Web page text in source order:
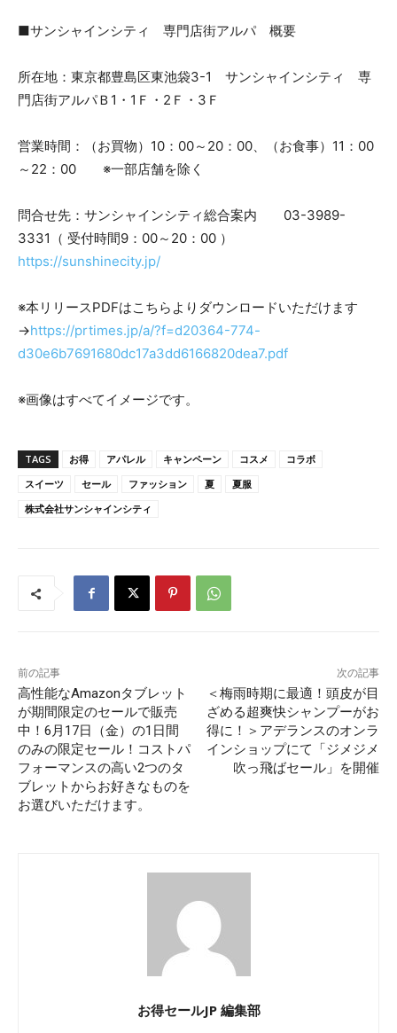
■サンシャインシティ 専門店街アルパ 概要
所在地：東京都豊島区東池袋3-1 サンシャインシティ 専
門店街アルパＢ1・1Ｆ・2Ｆ・3Ｆ
営業時間：（お買物）10：00～20：00、（お食事）11：00
～22：00 ※一部店舗を除く
問合せ先：サンシャインシティ総合案内 03-3989-
3331（ 受付時間9：00～20：00 ）
https://sunshinecity.jp/
※本リリースPDFはこちらよりダウンロードいただけます
→https://prtimes.jp/a/?f=d20364-774-
d30e6b7691680dc17a3dd6166820dea7.pdf
※画像はすべてイメージです。
TAGS お得 アパレル キャンペーン コスメ
コラボ
スイーツ
セール ファッション 夏
夏服
株式会社サンシャインシティ
前の記事
高性能なAmazonタブレット
が期間限定のセールで販売
中！6月17日（金）の1日間
のみの限定セール！コストパ
フォーマンスの高い2つのタ
ブレットからお好きなものを
お選びいただけます。
次の記事
＜梅雨時期に最適！頭皮が目
ざめる超爽快シャンプーがお
得に！＞アデランスのオンラ
インショップにて「ジメジメ
吹っ飛ばセール」を開催
お得セールJP 編集部